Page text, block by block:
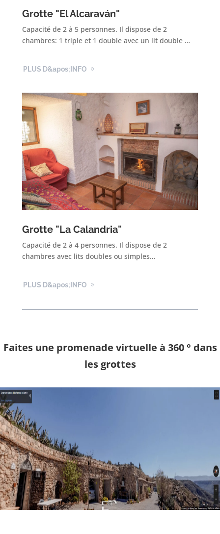
Grotte "El Alcaraván"
Capacité de 2 à 5 personnes. Il dispose de 2
chambres: 1 triple et 1 double avec un lit double …
PLUS D&apos;INFO
Grotte "La Calandria"
Capacité de 2 à 4 personnes. Il dispose de 2
chambres avec lits doubles ou simples…
PLUS D&apos;INFO
Faites une promenade virtuelle à 360 ° dans
les grottes